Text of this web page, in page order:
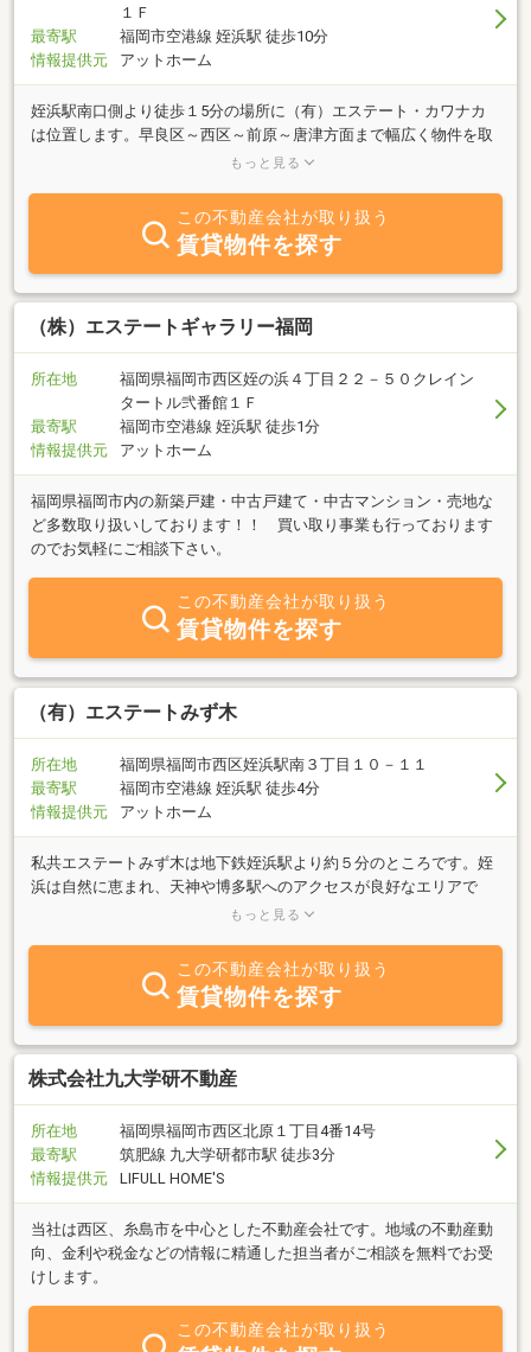
１Ｆ
最寄駅
福岡市空港線 姪浜駅 徒歩10分
情報提供元
アットホーム
姪浜駅南口側より徒歩１5分の場所に（有）エステート・カワナカ
は位置します。早良区～西区～前原～唐津方面まで幅広く物件を取
り扱っており、おかげ様でお客様からは大変なご好評を頂いており
親切・丁寧なスタッフが心よりお待ちしております！！
もっと見る
この不動産会社が取り扱う
賃貸物件を探す
（株）エステートギャラリー福岡
所在地
福岡県福岡市西区姪の浜４丁目２２－５０クレイン
タートル弐番館１Ｆ
最寄駅
福岡市空港線 姪浜駅 徒歩1分
情報提供元
アットホーム
福岡県福岡市内の新築戸建・中古戸建て・中古マンション・売地な
ど多数取り扱いしております！！ 買い取り事業も行っております
のでお気軽にご相談下さい。
この不動産会社が取り扱う
賃貸物件を探す
（有）エステートみず木
所在地
福岡県福岡市西区姪浜駅南３丁目１０－１１
最寄駅
福岡市空港線 姪浜駅 徒歩4分
情報提供元
アットホーム
私共エステートみず木は地下鉄姪浜駅より約５分のところです。姪
浜は自然に恵まれ、天神や博多駅へのアクセスが良好なエリアで
す。業務内容は福岡西部地区を中心に売買や賃貸の仲介、管理等を
御用意してお待ち致しております。社員一同皆様のお役に立てます
よう明るく、楽しくガンバリます。
もっと見る
この不動産会社が取り扱う
賃貸物件を探す
株式会社九大学研不動産
所在地
福岡県福岡市西区北原１丁目4番14号
最寄駅
筑肥線 九大学研都市駅 徒歩3分
情報提供元
LIFULL HOME'S
当社は西区、糸島市を中心とした不動産会社です。地域の不動産動
向、金利や税金などの情報に精通した担当者がご相談を無料でお受
けします。
この不動産会社が取り扱う